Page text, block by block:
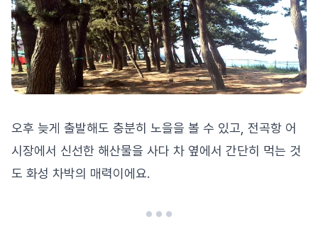
오후 늦게 출발해도 충분히 노을을 볼 수 있고, 전곡항 어
시장에서 신선한 해산물을 사다 차 옆에서 간단히 먹는 것
도 화성 차박의 매력이에요.